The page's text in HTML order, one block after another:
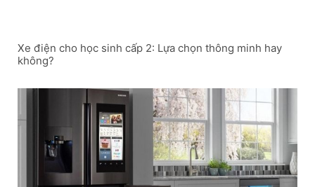
Xe điện cho học sinh cấp 2: Lựa chọn thông minh hay
không?